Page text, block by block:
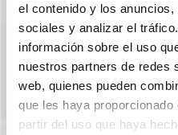
el contenido y los
sociales y analizar el
información sobre el uso
nuestros partners de redes
web, quienes pueden
que les haya
partir del uso que haya